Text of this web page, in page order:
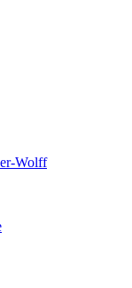
Wolff